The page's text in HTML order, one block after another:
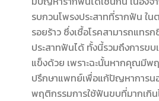
รบกวนโพรงประสาทที่รากฟัน ใ
รอยร้าว ซึ่งเชื้อโรคสามารถแทร
ประสาทฟันได้ ทั้งนี้รวมถึงการข
แข็งด้วย เพราะฉะนั้นหากคุณมีพ
ปรึกษาแพทย์เพื่อแก้ปัญหาการ
พฤติกรรมการใช้ฟันขบที่มากเกิ